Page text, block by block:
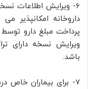
6- ویرایش اطلاعات
داروخانه امکانپذیر
پرداخت مبلغ دارو
ویرایش نسخه دارای
باشد.
7- برای بیماران خاص